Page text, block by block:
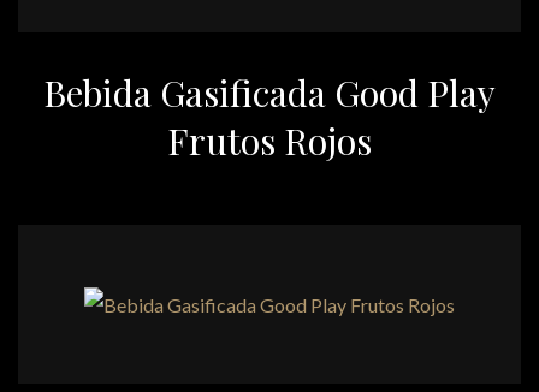
Bebida Gasificada Good Play
Frutos Rojos